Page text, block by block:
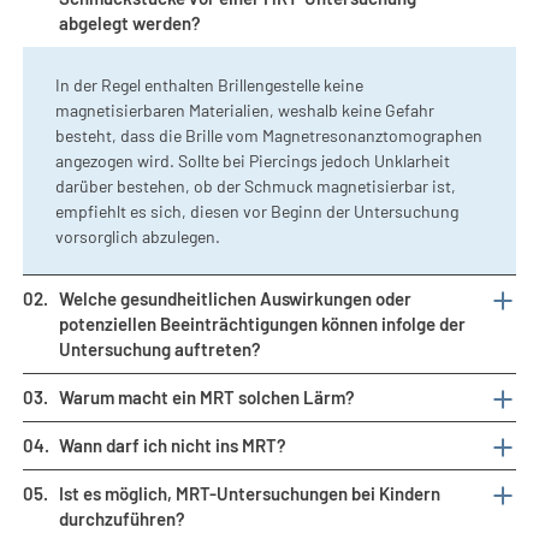
abgelegt werden?
In der Regel enthalten Brillengestelle keine
magnetisierbaren Materialien, weshalb keine Gefahr
besteht, dass die Brille vom Magnetresonanztomographen
angezogen wird. Sollte bei Piercings jedoch Unklarheit
darüber bestehen, ob der Schmuck magnetisierbar ist,
empfiehlt es sich, diesen vor Beginn der Untersuchung
vorsorglich abzulegen.
02. Welche gesundheitlichen Auswirkungen oder
potenziellen Beeinträchtigungen können infolge der
Untersuchung auftreten?
Die Magnetresonanztomographie nutzt keine ionisierende
Strahlung, wie sie bei Röntgenaufnahmen, der
eingesetzt wird. Unter gewissen Voraussetzungen kann
eine minimale Erwärmung des Körpergewebes auftreten,
03. Warum macht ein MRT solchen Lärm?
Die Geräuschkulisse während einer MRT-Untersuchung ist
vergleichbar mit der Lautstärke einer Bohrmaschine,
wobei die Intensität im weiteren Verlauf konstant bleibt.
04. Wann darf ich nicht ins MRT?
Herzschrittmacher und bioelektronische Implantate
05.
Ist es möglich, MRT-Untersuchungen bei Kindern
durchzuführen?